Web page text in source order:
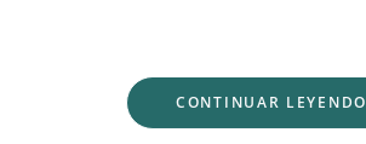
CONTINUAR LEYENDO